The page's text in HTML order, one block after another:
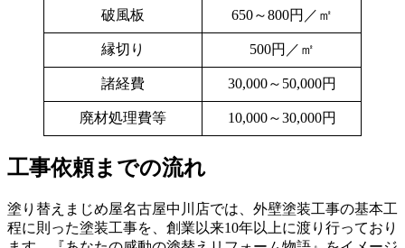
破風板 650～800円／㎡
縁切り 500円／㎡
諸経費 30,000～50,000円
廃材処理費等 10,000～30,000円
工事依頼までの流れ
塗り替えまじめ屋名古屋中川店では、外壁塗装工事の基本工
程に則った塗装工事を、創業以来10年以上に渡り行っており